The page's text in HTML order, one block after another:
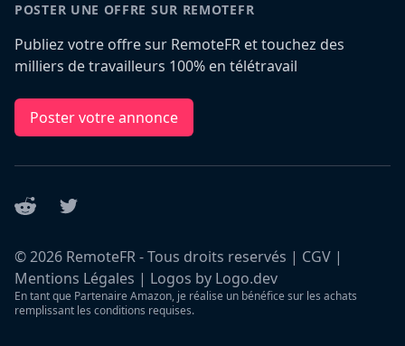
POSTER UNE OFFRE SUR REMOTEFR
Publiez votre offre sur RemoteFR et touchez des
milliers de travailleurs 100% en télétravail
Poster votre annonce
Reddit Twitter
©2026 RemoteFR - Tous droits reservés | CGV |
Mentions Légales | Logos by Logo.dev
En tant que Partenaire Amazon, je réalise un bénéfice sur les achats
remplissant les conditions requises.